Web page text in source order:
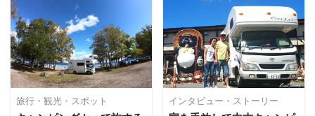
旅行・観光・スポット インタビュー・ストーリー